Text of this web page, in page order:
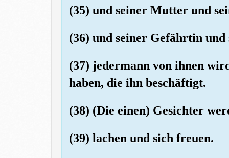
(35) und seiner Mutter und
(36) und seiner Gefährtin und
(37) jedermann von ihnen
haben, die ihn beschäftigt.
(38) (Die einen) Gesichter
(39) lachen und sich freuen.